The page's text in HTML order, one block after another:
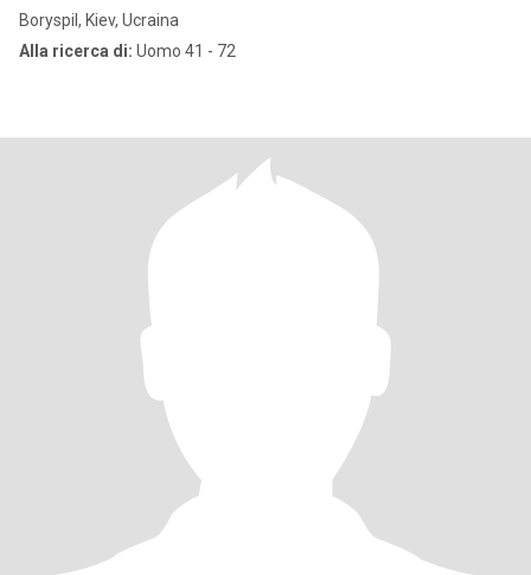
Boryspil, Kiev, Ucraina
Alla ricerca di: Uomo 41 - 72